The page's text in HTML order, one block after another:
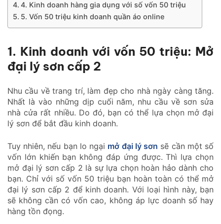
4. Kinh doanh hàng gia dụng với số vốn 50 triệu
5. Vốn 50 triệu kinh doanh quần áo online
1. Kinh doanh với vốn 50 triệu: Mở
đại lý sơn cấp 2
Nhu cầu về trang trí, làm đẹp cho nhà ngày càng tăng.
Nhất là vào những dịp cuối năm, nhu cầu về sơn sửa
nhà cửa rất nhiều. Do đó, bạn có thể lựa chọn mở đại
lý sơn để bắt đầu kinh doanh.
Tuy nhiên, nếu bạn lo ngại mở đại lý sơn sẽ cần một số
vốn lớn khiến bạn không đáp ứng được. Thì lựa chọn
mở đại lý sơn cấp 2 là sự lựa chọn hoàn hảo dành cho
bạn. Chỉ với số vốn 50 triệu bạn hoàn toàn có thể mở
đại lý sơn cấp 2 để kinh doanh. Với loại hình này, bạn
sẽ không cần có vốn cao, không áp lực doanh số hay
hàng tồn đọng.